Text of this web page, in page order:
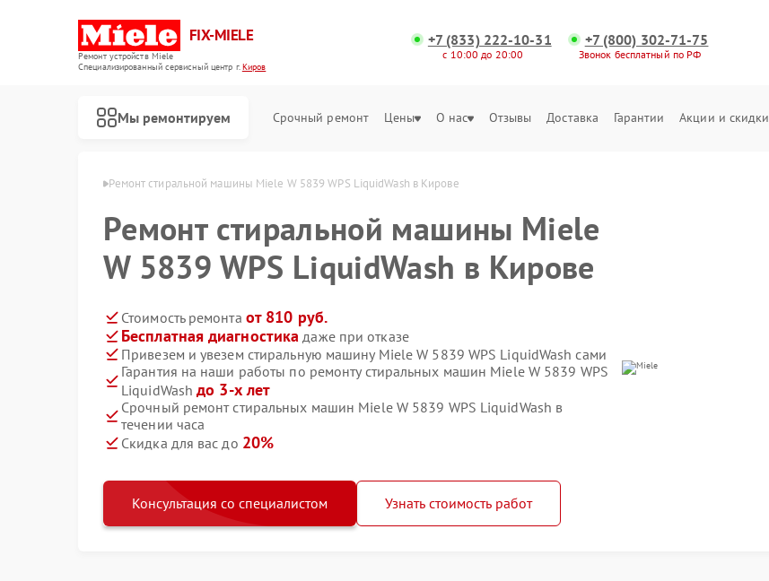
FIX-MIELE
Ремонт устройств Miele
Специализированный cервисный центр г.Киров
+7 (833) 222-10-31
с 10:00 до 20:00
+7 (800) 302-71-75
Звонок бесплатный по РФ
Мы ремонтируем Срочный ремонт Цены О нас Отзывы Доставка Гарантии Акции и скидки
Ремонт стиральной машины Miele W 5839 WPS LiquidWash в Кирове
Ремонт стиральной машины Miele
W 5839 WPS LiquidWash в Кирове
Стоимость ремонта от 810 руб.
Бесплатная диагностика даже при отказе
Привезем и увезем стиральную машину Miele W 5839 WPS LiquidWash сами
Гарантия на наши работы по ремонту стиральных машин Miele W 5839 WPS
LiquidWashдо 3-х лет
Срочный ремонт стиральных машин Miele W 5839 WPS LiquidWash в
течении часа
Скидка для вас до 20%
Консультация со специалистом Узнать стоимость работ